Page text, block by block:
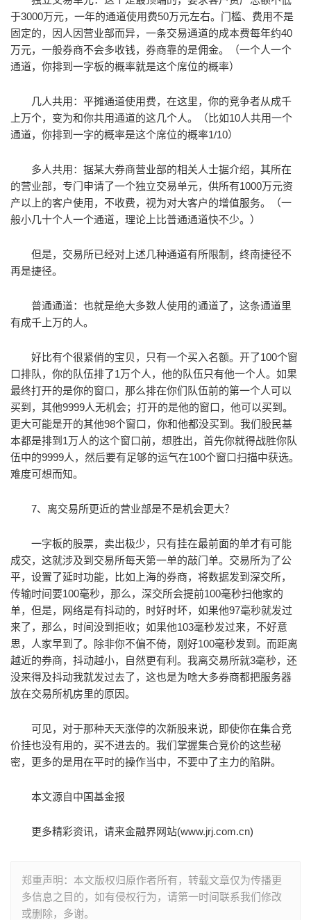
于3000万元，一年的通道使用费50万元左右。门槛、费用不是
固定的，因人因营业部而异，一条交易通道的成本费每年约40
万元，一般券商不会多收钱，券商靠的是佣金。（一个人一个
通道，你排到一字板的概率就是这个席位的概率）
几人共用：平摊通道使用费，在这里，你的竞争者从成千
上万个，变为和你共用通道的这几个人。（比如10人共用一个
通道，你排到一字的概率是这个席位的概率1/10）
多人共用：据某大券商营业部的相关人士据介绍，其所在
的营业部，专门申请了一个独立交易单元，供所有1000万元资
产以上的客户使用，不收费，视为对大客户的增值服务。（一
般小几十个人一个通道，理论上比普通通道快不少。）
但是，交易所已经对上述几种通道有所限制，终南捷径不
再是捷径。
普通通道：也就是绝大多数人使用的通道了，这条通道里
有成千上万的人。
好比有个很紧俏的宝贝，只有一个买入名额。开了100个窗
口排队，你的队伍排了1万个人，他的队伍只有他一个人。如果
最终打开的是你的窗口，那么排在你们队伍前的第一个人可以
买到，其他9999人无机会；打开的是他的窗口，他可以买到。
更大可能是开的其他98个窗口，你和他都没买到。我们股民基
本都是排到1万人的这个窗口前，想胜出，首先你就得战胜你队
伍中的9999人，然后要有足够的运气在100个窗口扫描中获选。
难度可想而知。
7、离交易所更近的营业部是不是机会更大？
一字板的股票，卖出极少，只有挂在最前面的单才有可能
成交，这就涉及到交易所每天第一单的敲门单。交易所为了公
平，设置了延时功能，比如上海的券商，将数据发到深交所，
传输时间要100毫秒，那么，深交所会提前100毫秒扫他家的
单，但是，网络是有抖动的，时好时坏，如果他97毫秒就发过
来了，那么，时间没到拒收；如果他103毫秒发过来，不好意
思，人家早到了。除非你不偏不倚，刚好100毫秒发到。而距离
越近的券商，抖动越小，自然更有利。我离交易所就3毫秒，还
没来得及抖动我就发过去了，这也是为啥大多券商都把服务器
放在交易所机房里的原因。
可见，对于那种天天涨停的次新股来说，即使你在集合竞
价挂也没有用的，买不进去的。我们掌握集合竞价的这些秘
密，更多的是用在平时的操作当中，不要中了主力的陷阱。
本文源自中国基金报
更多精彩资讯，请来金融界网站(www.jrj.com.cn)
郑重声明：本文版权归原作者所有，转载文章仅为传播更
多信息之目的，如有侵权行为，请第一时间联系我们修改
或删除，多谢。